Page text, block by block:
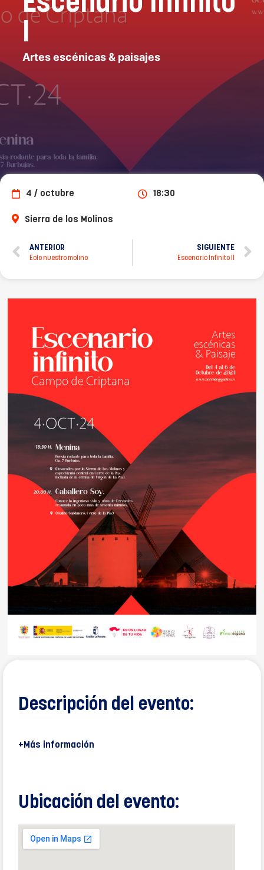
I
Artes escénicas & paisajes
4 / octubre 18:30
Sierra de los Molinos
ANTERIOR
Eolo nuestro molino
SIGUIENTE
Escenario Infinito II
Descripción del evento:
+Más información
Ubicación del evento: